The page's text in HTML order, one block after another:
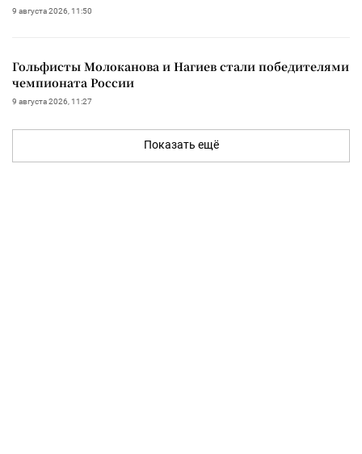
9 августа 2026, 11:50
Гольфисты Молоканова и Нагиев стали победителями
чемпионата России
9 августа 2026, 11:27
Показать ещё